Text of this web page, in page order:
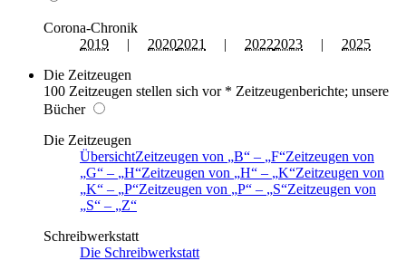
Corona-Chronik
2019 | 20202021 | 20222023 | 2025
Die Zeitzeugen
100 Zeitzeugen stellen sich vor * Zeitzeugenberichte; unsere
Bücher
Die Zeitzeugen
ÜbersichtZeitzeugen von B – F Zeitzeugen von
G
– H Zeitzeugen von H – K Zeitzeugen von
K
– P Zeitzeugen von P – S Zeitzeugen von
S
–
Z
Schreibwerkstatt
Die Schreibwerkstatt